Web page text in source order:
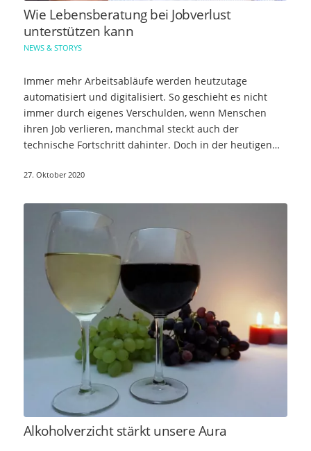
Wie Lebensberatung bei Jobverlust
unterstützen kann
NEWS & STORYS
Immer mehr Arbeitsabläufe werden heutzutage
automatisiert und digitalisiert. So geschieht es nicht
immer durch eigenes Verschulden, wenn Menschen
ihren Job verlieren, manchmal steckt auch der
technische Fortschritt dahinter. Doch in der heutigen…
27. Oktober 2020
Alkoholverzicht stärkt unsere Aura